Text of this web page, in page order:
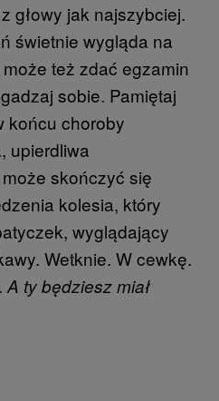
głowy jak najszybciej.
świetnie wygląda na
też zdać egzamin
sobie. Pamiętaj
końcu choroby
upierdliwa
skończyć się
kolesia, który
wyglądający
Wetknie. W cewkę.
A ty będziesz miał